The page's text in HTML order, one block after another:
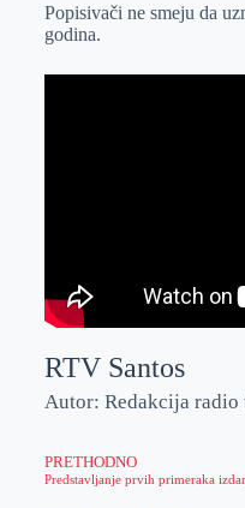
Popisivači ne smeju da
godina.
RTV Santos
Autor: Redakcija radio
PRETHODNO